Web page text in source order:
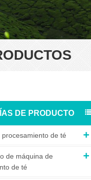
DE PRODUCTO
procesamiento de té
de máquina de
de té